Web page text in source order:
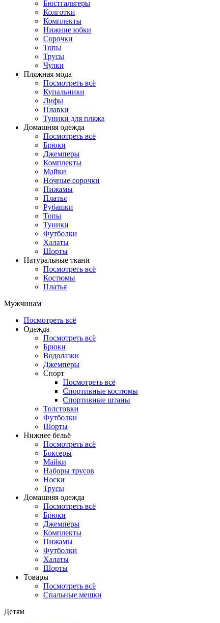
Бюстгальтеры
Колготки
Комплекты
Нижние юбки
Сорочки
Топы
Трусы
Чулки
Пляжная мода
Посмотреть всё
Купальники
Лифы
Плавки
Туники для пляжа
Домашняя одежда
Посмотреть всё
Брюки
Джемперы
Комплекты
Майки
Ночные сорочки
Пижамы
Платья
Рубашки
Топы
Туники
Футболки
Халаты
Шорты
Натуральные ткани
Посмотреть всё
Костюмы
Платья
Мужчинам
Посмотреть всё
Одежда
Посмотреть всё
Брюки
Водолазки
Джемперы
Спорт
Посмотреть всё
Спортивные костюмы
Спортивные штаны
Толстовки
Футболки
Шорты
Нижнее бельё
Посмотреть всё
Боксеры
Майки
Наборы трусов
Носки
Трусы
Домашняя одежда
Посмотреть всё
Брюки
Джемперы
Комплекты
Пижамы
Футболки
Халаты
Шорты
Товары
Посмотреть всё
Спальные мешки
Детям